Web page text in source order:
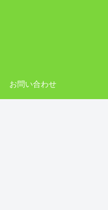
お問い合わせ